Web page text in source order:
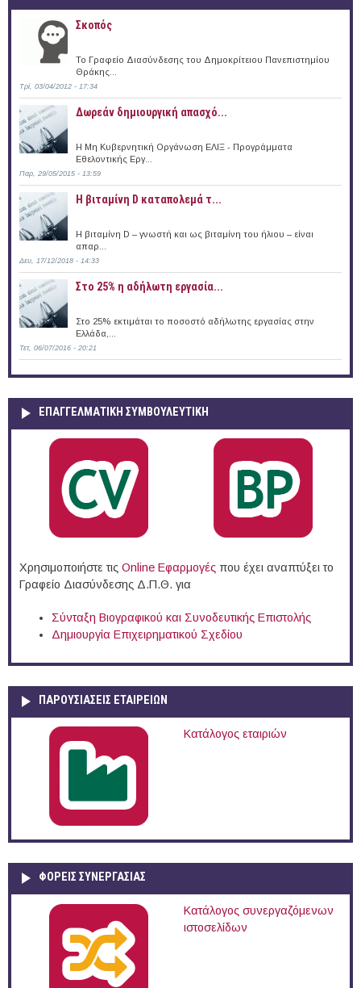
Σκοπός
Το Γραφείο Διασύνδεσης του Δημοκρίτειου Πανεπιστημίου
Θράκης...
Τρί, 03/04/2012 - 17:34
Δωρεάν δημιουργική απασχό...
Η Μη Κυβερνητική Οργάνωση ΕΛΙΞ - Προγράμματα
Εθελοντικής Εργ...
Παρ, 29/05/2015 - 13:59
Η βιταμίνη D καταπολεμά τ...
Η βιταμίνη D – γνωστή και ως βιταμίνη του ήλιου – είναι
απαρ...
Δευ, 17/12/2018 - 14:33
Στο 25% η αδήλωτη εργασία...
Στο 25% εκτιμάται το ποσοστό αδήλωτης εργασίας στην
Ελλάδα,...
Τετ, 06/07/2016 - 20:21
ΕΠΑΓΓΕΛΜΑΤΙΚΉ ΣΥΜΒΟΥΛΕΥΤΙΚΉ
Χρησιμοποιήστε τις Online Eφαρμογές που έχει αναπτύξει το
Γραφείο Διασύνδεσης Δ.Π.Θ. για
Σύνταξη Βιογραφικού και Συνοδευτικής Επιστολής
Δημιουργία Επιχειρηματικού Σχεδίου
ΠΑΡΟΥΣΙΆΣΕΙΣ ΕΤΑΙΡΕΙΏΝ
Κατάλογος εταιριών
ΦΟΡΕΙΣ ΣΥΝΕΡΓΑΣΙΑΣ
Κατάλογος συνεργαζόμενων
ιστοσελίδων